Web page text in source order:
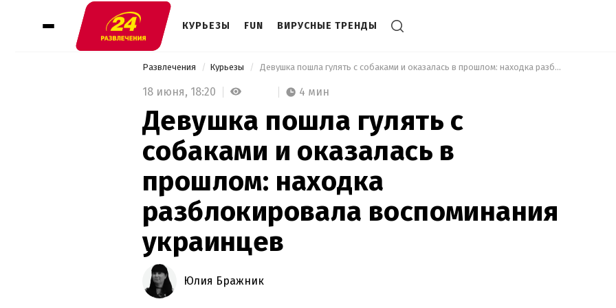
КУРЬЕЗЫ FUN ВИРУСНЫЕ ТРЕНДЫ
Развлечения Курьезы Девушка пошла гулять с собаками и оказалась в прошлом: находка разблокировала воспоминания украинцев
18 июня, 18:20 4 мин
Девушка пошла гулять с
собаками и оказалась в
прошлом: находка
разблокировала воспоминания
украинцев
Юлия Бражник